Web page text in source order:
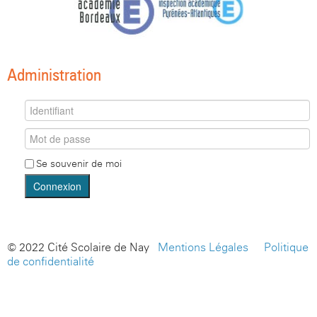
Administration
Se souvenir de moi
Connexion
© 2022 Cité Scolaire de Nay - Mentions Légales
Politique
de confidentialité